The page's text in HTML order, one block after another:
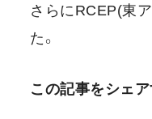
さらにRCEP(東
た。
この記事をシェ